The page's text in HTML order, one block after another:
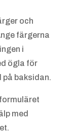
och
färgerna
i
ögla för
på baksidan.
med